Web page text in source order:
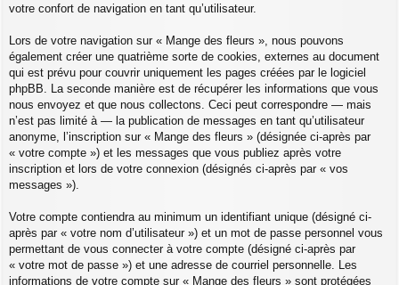
votre confort de navigation en tant qu’utilisateur.
Lors de votre navigation sur « Mange des fleurs », nous pouvons
également créer une quatrième sorte de cookies, externes au document
qui est prévu pour couvrir uniquement les pages créées par le logiciel
phpBB. La seconde manière est de récupérer les informations que vous
nous envoyez et que nous collectons. Ceci peut correspondre — mais
n’est pas limité à — la publication de messages en tant qu’utilisateur
anonyme, l’inscription sur « Mange des fleurs » (désignée ci-après par
« votre compte ») et les messages que vous publiez après votre
inscription et lors de votre connexion (désignés ci-après par « vos
messages »).
Votre compte contiendra au minimum un identifiant unique (désigné ci-
après par « votre nom d’utilisateur ») et un mot de passe personnel vous
permettant de vous connecter à votre compte (désigné ci-après par
« votre mot de passe ») et une adresse de courriel personnelle. Les
informations de votre compte sur « Mange des fleurs » sont protégées